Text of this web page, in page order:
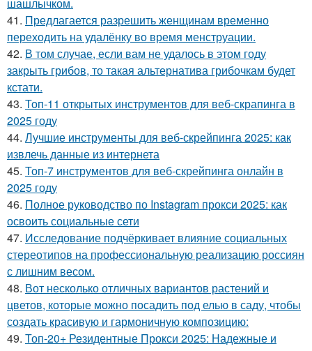
41. Предлагается разрешить женщинам временно
переходить на удалёнку во время менструации.
42. В том случае, если вам не удалось в этом году
закрыть грибов, то такая альтернатива грибочкам будет
кстати.
43. Топ-11 открытых инструментов для веб-скрапинга в
2025 году
44. Лучшие инструменты для веб-скрейпинга 2025: как
извлечь данные из интернета
45. Топ-7 инструментов для веб-скрейпинга онлайн в
2025 году
46. Полное руководство по Instagram прокси 2025: как
освоить социальные сети
47. Исследование подчёркивает влияние социальных
стереотипов на профессиональную реализацию россиян
с лишним весом.
48. Вот несколько отличных вариантов растений и
цветов, которые можно посадить под елью в саду, чтобы
создать красивую и гармоничную композицию:
49. Топ-20+ Резидентные Прокси 2025: Надежные и